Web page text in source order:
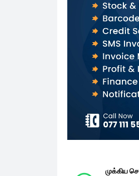
முக்கிய